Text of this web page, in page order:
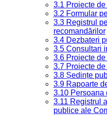
3.1 Proiecte
3.2 Formular
3.3 Registrul
recomandărilor
3.4 Dezbateri
3.5 Consultari
3.6 Proiecte
3.7 Proiecte
3.8 Ședințe
3.9 Rapoarte
3.10 Persoana
3.11 Registrul
publice ale